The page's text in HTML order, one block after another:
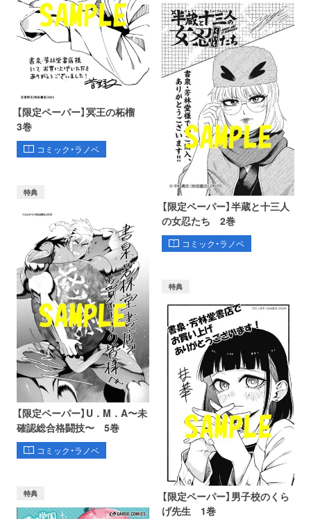
【限定ペーパー】冥王の柘榴
3巻
コミック・ラノベ
【限定ペーパー】半蔵と十三人
の女忍たち 2巻
コミック・ラノベ
特典
【限定ペーパー】U．M．A〜未
確認総合格闘技〜 5巻
コミック・ラノベ
特典
【限定ペーパー】男子校のくら
げ先生 1巻
特典